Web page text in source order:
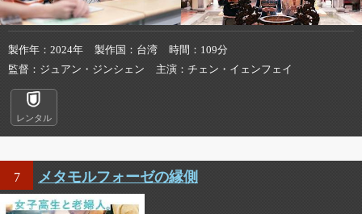
製作年 2024年 製作国 台湾 時間
109分
監督
ジュアン・ジンシェン 主演 チェン・イェンフェイ
レンタル
7 メタモルフォーゼの縁側